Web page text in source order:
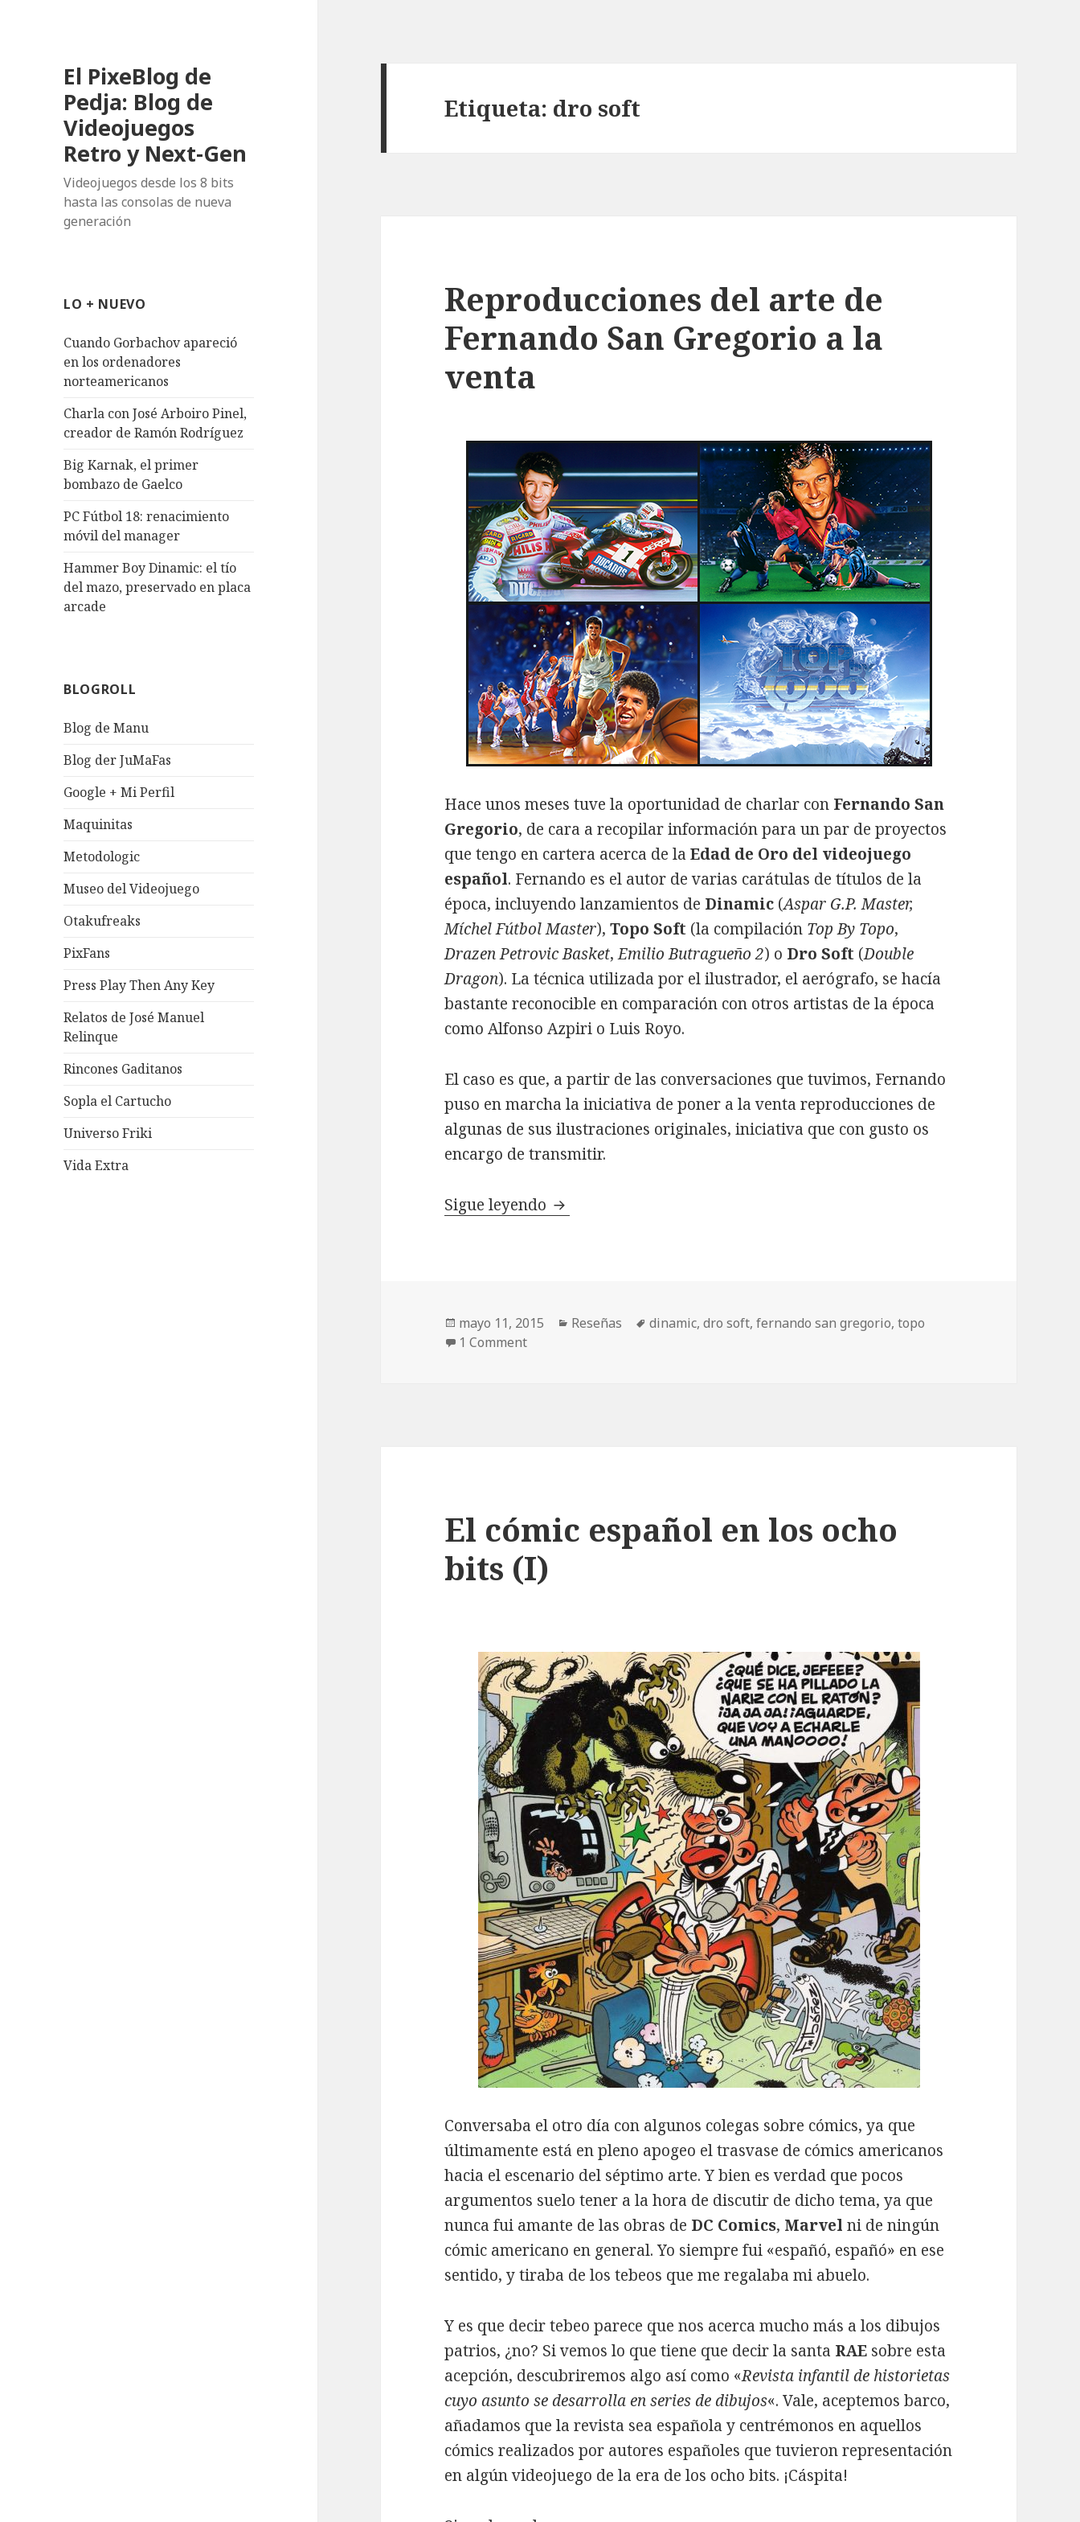
El PixeBlog de
Pedja: Blog de
Videojuegos
Retro y Next-Gen
Videojuegos desde los 8 bits
hasta las consolas de nueva
generación
LO + NUEVO
Cuando Gorbachov apareció
en los ordenadores
norteamericanos
Charla con José Arboiro Pinel,
creador de Ramón Rodríguez
Big Karnak, el primer
bombazo de Gaelco
PC Fútbol 18: renacimiento
móvil del manager
Hammer Boy Dinamic: el tío
del mazo, preservado en placa
arcade
BLOGROLL
Blog de Manu
Blog der JuMaFas
Google + Mi Perfil
Maquinitas
Metodologic
Museo del Videojuego
Otakufreaks
PixFans
Press Play Then Any Key
Relatos de José Manuel
Relinque
Rincones Gaditanos
Sopla el Cartucho
Universo Friki
Vida Extra
Etiqueta: dro soft
Reproducciones del arte de
Fernando San Gregorio a la
venta
Hace unos meses tuve la oportunidad de charlar con Fernando San
Gregorio, de cara a recopilar información para un par de proyectos
que tengo en cartera acerca de laEdad de Oro del videojuego
español. Fernando es el autor de varias carátulas de títulos de la
época, incluyendo lanzamientos de Dinamic (Aspar G.P. Master,
Míchel Fútbol Master),Topo Soft (la compilación Top By Topo,
Drazen Petrovic Basket,Emilio Butragueño 2) o Dro Soft (Double
Dragon). La técnica utilizada por el ilustrador, el aerógrafo, se hacía
bastante reconocible en comparación con otros artistas de la época
como Alfonso Azpiri o Luis Royo.
El caso es que, a partir de las conversaciones que tuvimos, Fernando
puso en marcha la iniciativa de poner a la venta reproducciones de
algunas de sus ilustraciones originales, iniciativa que con gusto os
encargo de transmitir.
Sigue leyendo Reproducciones del arte de Fernando San Gregorio a la venta
Publicado
el
mayo 11, 2015 Categorías
Reseñas Etiquetas
dinamic,dro soft,fernando san gregorio,topo
1 Comment
El cómic español en los ocho
bits (I)
Conversaba el otro día con algunos colegas sobre cómics, ya que
últimamente está en pleno apogeo el trasvase de cómics americanos
hacia el escenario del séptimo arte. Y bien es verdad que pocos
argumentos suelo tener a la hora de discutir de dicho tema, ya que
nunca fui amante de las obras de DC Comics, Marvelni de ningún
cómic americano en general. Yo siempre fui «españó, españó» en ese
sentido, y tiraba de los tebeos que me regalaba mi abuelo.
Y es que decir tebeo parece que nos acerca mucho más a los dibujos
patrios, ¿no? Si vemos lo que tiene que decir la santa RAE sobre esta
acepción, descubriremos algo así como «Revista infantil de historietas
cuyo asunto se desarrolla en series de dibujos«. Vale, aceptemos barco,
añadamos que la revista sea española y centrémonos en aquellos
cómics realizados por autores españoles que tuvieron representación
en algún videojuego de la era de los ocho bits. ¡Cáspita!